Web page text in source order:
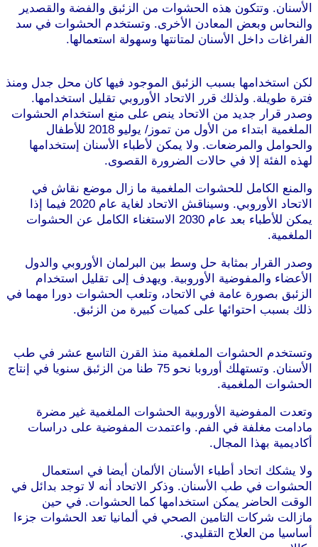
الأسنان. وتتكون هذه الحشوات من الزئبق والفضة والقصدير
والنحاس وبعض المعادن الأخرى. وتستخدم الحشوات في سد
الفراغات داخل الأسنان لمتانتها وسهولة استعمالها.
لكن استخدامها بسبب الزئبق الموجود فيها كان محل جدل ومنذ
فترة طويلة. ولذلك قرر الاتحاد الأوروبي تقليل استخدامها.
وصدر قرار جديد من الاتحاد ينص على منع استخدام الحشوات
الملغمية ابتداء من الأول من تموز/ يوليو 2018 للأطفال
والحوامل والمرضعات. ولا يمكن لأطباء الأسنان إستخدامها
لهذه الفئة إلا في حالات الضرورة القصوى.
والمنع الكامل للحشوات الملغمية ما زال موضع نقاش في
الاتحاد الأوروبي. وسيناقش الاتحاد لغاية عام 2020 فيما إذا
يمكن للأطباء بعد عام 2030 الاستغناء الكامل عن الحشوات
الملغمية.
وصدر القرار بمثابة حل وسط بين البرلمان الأوروبي والدول
الأعضاء والمفوضية الأوروبية. ويهدف إلى تقليل استخدام
الزئبق بصورة عامة في الاتحاد، وتلعب الحشوات دورا مهما في
ذلك بسبب احتوائها على كميات كبيرة من الزئبق.
وتستخدم الحشوات الملغمية منذ القرن التاسع عشر في طب
الأسنان. وتستهلك أوروبا نحو 75 طنا من الزئبق سنويا في إنتاج
الحشوات الملغمية.
وتعدت المفوضية الأوروبية الحشوات الملغمية غير مضرة
مادامت مغلفة في الفم. واعتمدت المفوضية على دراسات
أكاديمية بهذا المجال.
ولا يشكك اتحاد أطباء الأسنان الألمان أيضا في استعمال
الحشوات في طب الأسنان. وذكر الاتحاد أنه لا توجد بدائل في
الوقت الحاضر يمكن استخدامها كما الحشوات. في حين
مازالت شركات التامين الصحي في ألمانيا تعد الحشوات جزءا
أساسيا من العلاج التقليدي.